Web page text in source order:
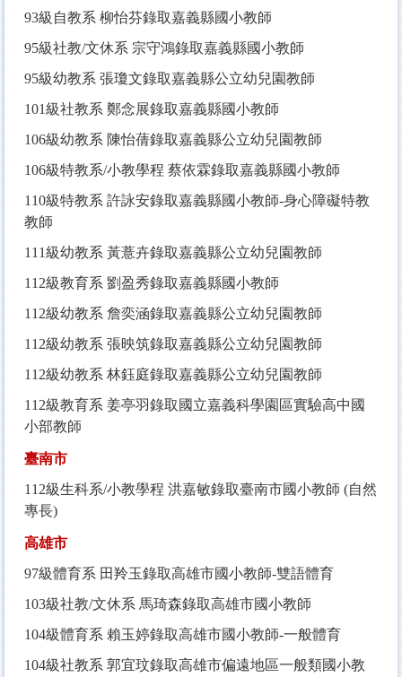
93級自教系 柳怡芬錄取嘉義縣國小教師
95級社教/文休系 宗守鴻錄取嘉義縣國小教師
95級幼教系 張瓊文錄取嘉義縣公立幼兒園教師
101級社教系 鄭念展錄取嘉義縣國小教師
106級幼教系 陳怡蒨錄取嘉義縣公立幼兒園教師
106級特教系/小教學程 蔡依霖錄取嘉義縣國小教師
110級特教系 許詠安錄取嘉義縣國小教師-身心障礙特教
教師
111級幼教系 黃薏卉錄取嘉義縣公立幼兒園教師
112級教育系 劉盈秀錄取嘉義縣國小教師
112級幼教系 詹奕涵錄取嘉義縣公立幼兒園教師
112級幼教系 張映筑錄取嘉義縣公立幼兒園教師
112級幼教系 林鈺庭錄取嘉義縣公立幼兒園教師
112級教育系 姜亭羽錄取國立嘉義科學園區實驗高中國
小部教師
臺南市
112級生科系/小教學程 洪嘉敏錄取臺南市國小教師 (自然
專長)
高雄市
97級體育系 田羚玉錄取高雄市國小教師-雙語體育
103級社教/文休系 馬琦森錄取高雄市國小教師
104級體育系 賴玉婷錄取高雄市國小教師-一般體育
104級社教系 郭宜玟錄取高雄市偏遠地區一般類國小教